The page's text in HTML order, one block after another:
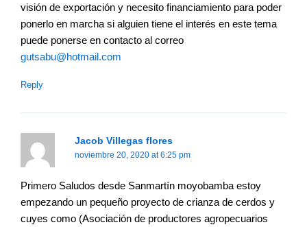
visión de exportación y necesito financiamiento para poder
ponerlo en marcha si alguien tiene el interés en este tema
puede ponerse en contacto al correo
gutsabu@hotmail.com
Reply
Jacob Villegas flores
noviembre 20, 2020 at 6:25 pm
Primero Saludos desde Sanmartín moyobamba estoy
empezando un pequeño proyecto de crianza de cerdos y
cuyes como (Asociación de productores agropecuarios